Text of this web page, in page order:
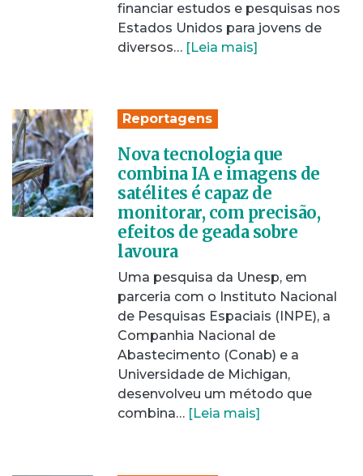
financiar estudos e pesquisas nos
Estados Unidos para jovens de
diversos… [Leia mais]
Reportagens
Nova tecnologia que
combina IA e imagens de
satélites é capaz de
monitorar, com precisão,
efeitos de geada sobre
lavoura
Uma pesquisa da Unesp, em
parceria com o Instituto Nacional
de Pesquisas Espaciais (INPE), a
Companhia Nacional de
Abastecimento (Conab) e a
Universidade de Michigan,
desenvolveu um método que
combina… [Leia mais]